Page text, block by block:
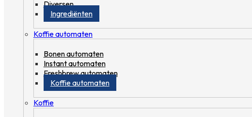
Diversen
Ingrediënten
Koffie automaten
Bonen automaten
Instant automaten
Freshbrew automaten
Koffie automaten
Koffie